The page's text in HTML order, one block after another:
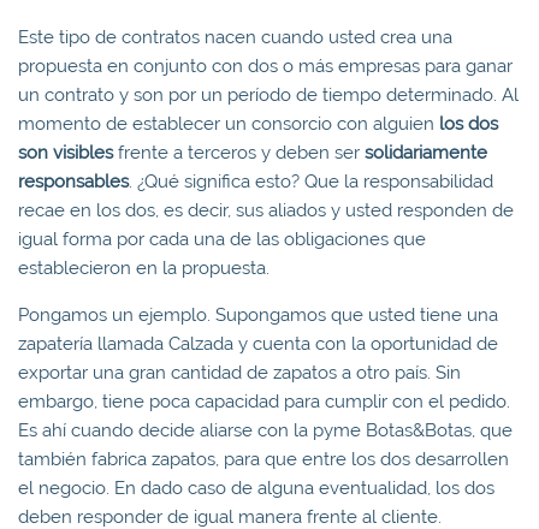
Este tipo de contratos nacen cuando usted crea una
propuesta en conjunto con dos o más empresas para ganar
un contrato y son por un período de tiempo determinado. Al
momento de establecer un consorcio con alguien los dos
son visiblesfrente a terceros y deben ser solidariamente
responsables. ¿Qué significa esto? Que la responsabilidad
recae en los dos, es decir, sus aliados y usted responden de
igual forma por cada una de las obligaciones que
establecieron en la propuesta.
Pongamos un ejemplo. Supongamos que usted tiene una
zapatería llamada Calzada y cuenta con la oportunidad de
exportar una gran cantidad de zapatos a otro país. Sin
embargo, tiene poca capacidad para cumplir con el pedido.
Es ahí cuando decide aliarse con la pyme Botas&Botas, que
también fabrica zapatos, para que entre los dos desarrollen
el negocio. En dado caso de alguna eventualidad, los dos
deben responder de igual manera frente al cliente.